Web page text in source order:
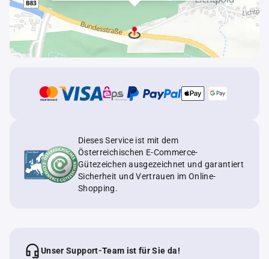
Dieses Service ist mit dem
Österreichischen E-Commerce-
Gütezeichen ausgezeichnet und garantiert
Sicherheit und Vertrauen im Online-
Shopping.
Unser Support-Team ist für Sie da!